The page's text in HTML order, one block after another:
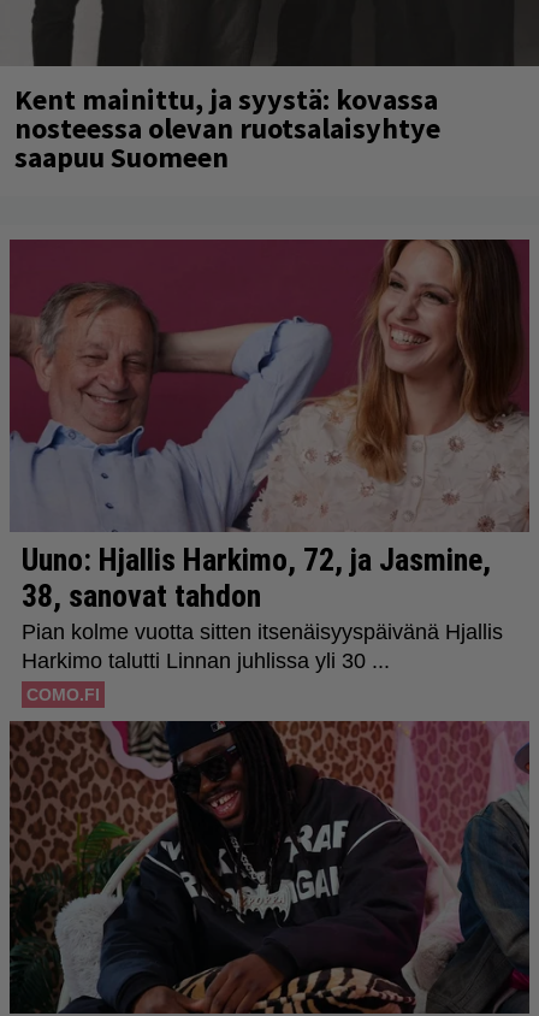
Kent mainittu, ja syystä: kovassa
nosteessa olevan ruotsalaisyhtye
saapuu Suomeen